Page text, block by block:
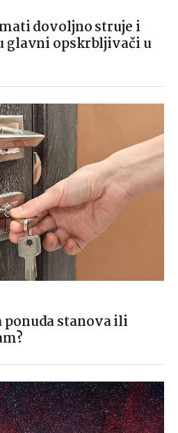
dovoljno struje i
glavni opskrbljivači u
ponuda stanova ili